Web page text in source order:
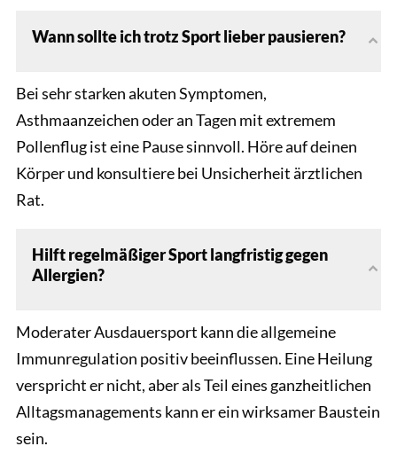
Wann sollte ich trotz Sport lieber pausieren?
Bei sehr starken akuten Symptomen,
Asthmaanzeichen oder an Tagen mit extremem
Pollenflug ist eine Pause sinnvoll. Höre auf deinen
Körper und konsultiere bei Unsicherheit ärztlichen
Rat.
Hilft regelmäßiger Sport langfristig gegen
Allergien?
Moderater Ausdauersport kann die allgemeine
Immunregulation positiv beeinflussen. Eine Heilung
verspricht er nicht, aber als Teil eines ganzheitlichen
Alltagsmanagements kann er ein wirksamer Baustein
sein.